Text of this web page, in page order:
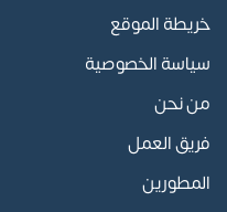
خريطة الموقع
سياسة الخصوصية
من نحن
فريق العمل
المطورين